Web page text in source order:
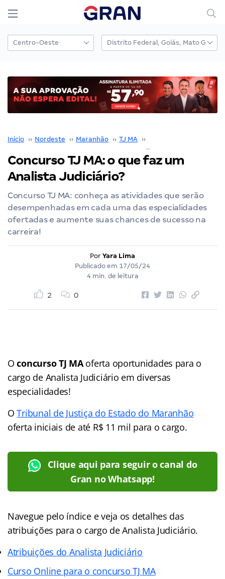
Início ›› Nordeste ›› Maranhão ›› TJ MA ››
Concurso TJ MA: o que faz um
Analista Judiciário?
Concurso TJ MA: conheça as atividades que serão
desempenhadas em cada uma das especialidades
ofertadas e aumente suas chances de sucesso na
carreira!
Por Yara Lima
Publicado em 17/05/24
4 min. de leitura
2 0
Oconcurso TJ MAoferta oportunidades para o
cargo de Analista Judiciário em diversas
especialidades!
OTribunal de Justiça do Estado do Maranhão
oferta iniciais de até R$ 11 mil para o cargo.
Clique aqui para seguir o canal do
Gran no Whatsapp!
Navegue pelo índice e veja os detalhes das
atribuições para o cargo de Analista Judiciário.
Atribuições do Analista Judiciário
Curso Online para o concurso TJ MA